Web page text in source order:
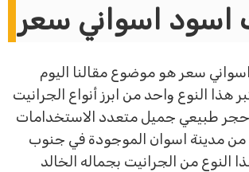
اسود اسواني سعر
سعر هو موضوع مقالنا اليوم
النوع واحد من ابرز أنواع الجرانيت
طبيعي جميل متعدد الاستخدامات
مدينة اسوان الموجودة في جنوب
من الجرانيت بجماله الخالد